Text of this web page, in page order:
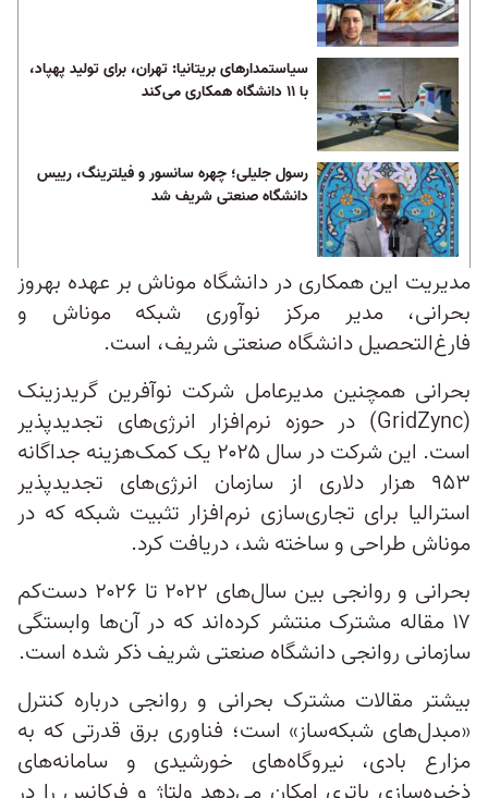
سیاستمدارهای بریتانیا: تهران، برای تولید پهپاد،
با ۱۱ دانشگاه همکاری می‌کند
رسول جلیلی؛ چهره سانسور و فیلترینگ، رییس
دانشگاه صنعتی شریف شد
مدیریت این همکاری در دانشگاه موناش بر عهده بهروز
بحرانی، مدیر مرکز نوآوری شبکه موناش و
فارغ‌التحصیل دانشگاه صنعتی شریف، است.
بحرانی همچنین مدیرعامل شرکت نوآفرین گریدزینک
(GridZync) در حوزه نرم‌افزار انرژی‌های تجدیدپذیر
است. این شرکت در سال ۲۰۲۵ یک کمک‌هزینه جداگانه
۹۵۳ هزار دلاری از سازمان انرژی‌های تجدیدپذیر
استرالیا برای تجاری‌سازی نرم‌افزار تثبیت شبکه که در
موناش طراحی و ساخته شد، دریافت کرد.
بحرانی و روانجی بین سال‌های ۲۰۲۲ تا ۲۰۲۶ دست‌کم
۱۷ مقاله مشترک منتشر کرده‌اند که در آن‌ها وابستگی
سازمانی روانجی دانشگاه صنعتی شریف ذکر شده است.
بیشتر مقالات مشترک بحرانی و روانجی درباره کنترل
«مبدل‌های شبکه‌ساز» است؛ فناوری برق قدرتی که به
مزارع بادی، نیروگاه‌های خورشیدی و سامانه‌های